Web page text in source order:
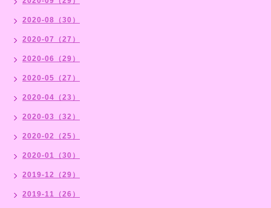
2020-08（30）
2020-07（27）
2020-06（29）
2020-05（27）
2020-04（23）
2020-03（32）
2020-02（25）
2020-01（30）
2019-12（29）
2019-11（26）